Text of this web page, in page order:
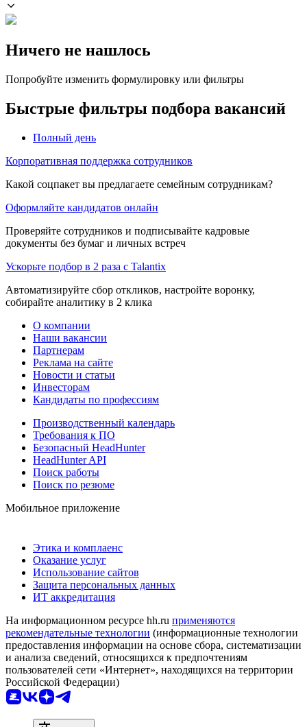
Ничего не нашлось
Попробуйте изменить формулировку или фильтры
Быстрые фильтры подбора вакансий
Полный день
Корпоративная поддержка сотрудников
Какой соцпакет вы предлагаете семейным сотрудникам?
Оформляйте кандидатов онлайн
Проверяйте сотрудников и подписывайте кадровые
документы без бумаг и личных встреч
Ускорьте подбор в 2 раза с Talantix
Автоматизируйте сбор откликов, настройте воронку,
собирайте аналитику в 2 клика
О компании
Наши вакансии
Партнерам
Реклама на сайте
Новости и статьи
Инвесторам
Кандидаты по профессиям
Производственный календарь
Требования к ПО
Безопасный HeadHunter
HeadHunter API
Поиск работы
Поиск по резюме
Мобильное приложение
Этика и комплаенс
Оказание услуг
Использование сайтов
Защита персональных данных
ИТ аккредитация
На информационном ресурсе hh.ru применяются
рекомендательные технологии (информационные технологии
предоставления информации на основе сбора, систематизации
и анализа сведений, относящихся к предпочтениям
пользователей сети «Интернет», находящихся на территории
Российской Федерации)